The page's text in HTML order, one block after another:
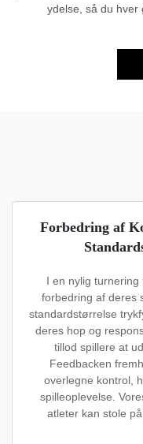
ydelse, så du hver
Forbedring af
I en nylig
forbedring af deres
standardstørrelse
deres hop og
tillod spillere at
Feedbacken
overlegne kontrol,
spilleoplevelse.
atleter kan stole